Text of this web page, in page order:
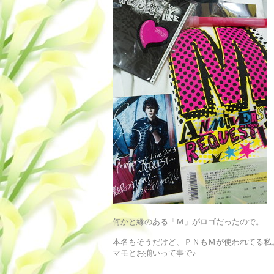
何かと縁のある「Ｍ」がロゴだったので。
本名もそうだけど、ＰＮもＭが使われてる私
マモとお揃いって事で♪